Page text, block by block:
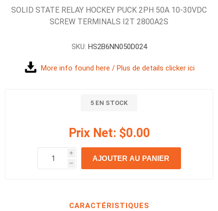
SOLID STATE RELAY HOCKEY PUCK 2PH 50A 10-30VDC
SCREW TERMINALS I2T 2800A2S
SKU: HS2B6NN050D024
More info found here / Plus de details clicker ici
5 EN STOCK
Prix Net: $0.00
i
h
h
AJOUTER AU PANIER
CARACTÉRISTIQUES